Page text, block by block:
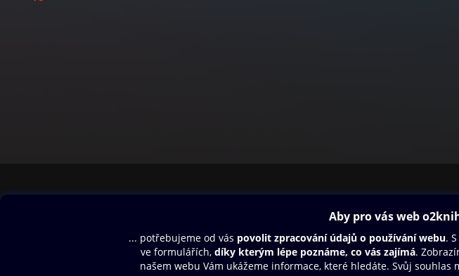
Aplikace a hry
SMS/MMS Info
Blog
Dárkový poukaz
Nápověda
Oneplay Originály
Sport